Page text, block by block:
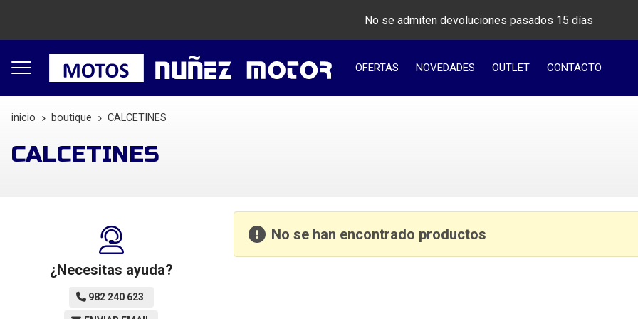
No se admiten devoluciones pasados 15 días
OFERTAS NOVEDADES OUTLET CONTACTO
inicio boutique CALCETINES
CALCETINES
No se han encontrado productos
¿Necesitas ayuda?
982 240 623